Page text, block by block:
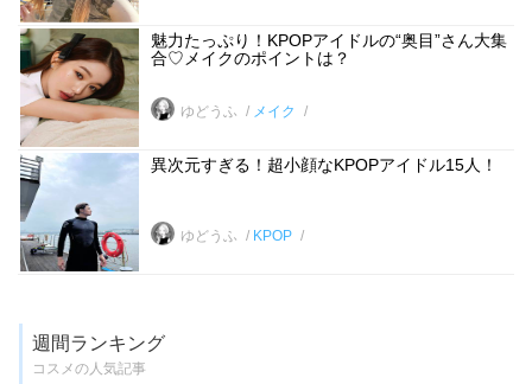
魅力たっぷり！KPOPアイドルの“奥目”さん大集
合♡メイクのポイントは？
ゆどうふ メイク
異次元すぎる！超小顔なKPOPアイドル15人！
ゆどうふ KPOP
週間ランキング
コスメの人気記事